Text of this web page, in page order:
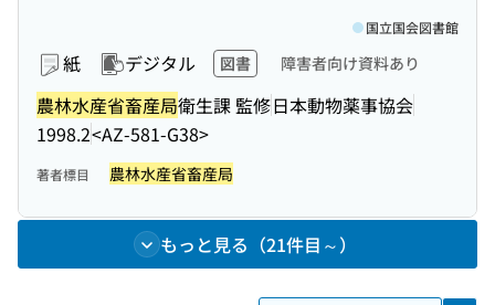
紙 デジタル 図書 障害者向け資料あり
農林水産省畜産局衛生課 監修日本動物薬事協会
1998.2<AZ-581-G38>
国立国会図書館
著者標目 農林水産省畜産局
もっと見る（21件目～）